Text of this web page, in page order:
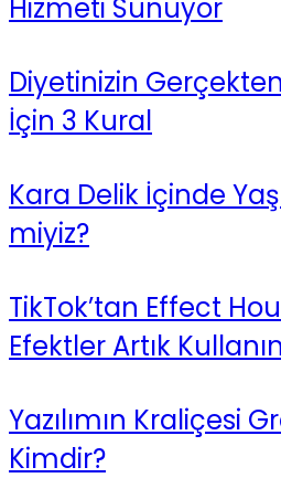
Hizmeti Sunuyor
Diyetinizin
İçin 3 Kural
Kara Delik İçinde
miyiz?
TikTok’tan Effect
Efektler Artık
Yazılımın Kraliçesi
Kimdir?